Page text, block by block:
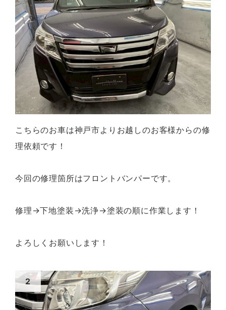
こちらのお車は神戸市よりお越しのお客様からの修
理依頼です！
今回の修理箇所はフロントバンパーです。
修理→下地塗装→洗浄→塗装の順に作業します！
よろしくお願いします！